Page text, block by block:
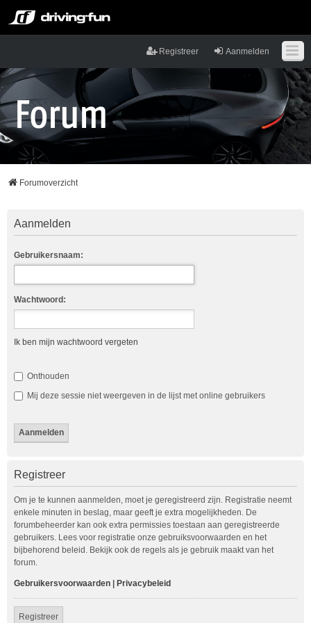
Aanmelden
Registreer
Forumoverzicht
Aanmelden
Gebruikersnaam:
Wachtwoord:
Ik ben mijn wachtwoord vergeten
Onthouden
Mij deze sessie niet weergeven in de lijst met online gebruikers
Registreer
Om je te kunnen aanmelden, moet je geregistreerd zijn. Registratie neemt
enkele minuten in beslag, maar geeft je extra mogelijkheden. De
forumbeheerder kan ook extra permissies toestaan aan geregistreerde
gebruikers. Lees voor registratie onze gebruiksvoorwaarden en het
bijbehorend beleid. Bekijk ook de regels als je gebruik maakt van het
forum.
Gebruikersvoorwaarden Privacybeleid
Registreer